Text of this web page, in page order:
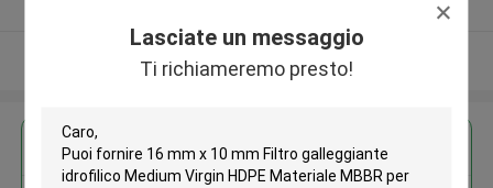
Lasciate un messaggio
Ti richiameremo presto!
Osservi più
Ottieni il miglior prezzo per